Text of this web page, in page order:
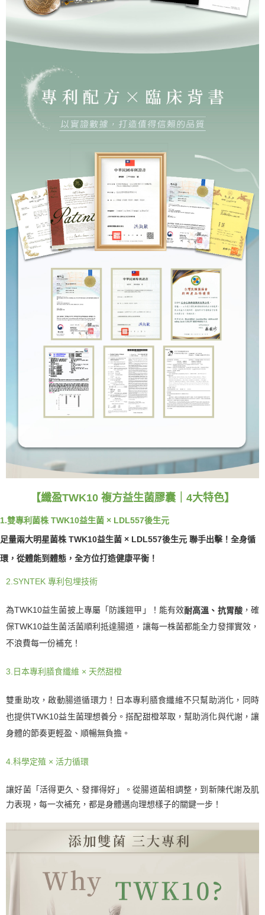
【纖盈TWK10 複方益生菌膠囊｜4大特色】
1.雙專利菌株 TWK10益生菌 × LDL557後生元
足量兩大明星菌株 TWK10益生菌 × LDL557後生元 聯手出擊！ 全身循
環，從體能到體態，全方位打造健康平衡！
2.SYNTEK 專利包埋技術
為TWK10益生菌披上專屬「防護鎧甲」！能有效耐高溫、抗胃酸，確
保TWK10益生菌活菌順利抵達腸道，讓每一株菌都能全力發揮實效，
不浪費每一份補充！
3.日本專利膳食纖維 × 天然甜橙
雙重助攻，啟動腸道循環力！日本專利膳食纖維不只幫助消化，同時
也提供TWK10益生菌理想養分。搭配甜橙萃取，幫助消化與代謝，讓
身體的節奏更輕盈、順暢無負擔。
4.科學定殖 × 活力循環
讓好菌「活得更久、發揮得好」。從腸道菌相調整，到新陳代謝及肌
力表現，每一次補充，都是身體邁向理想樣子的關鍵一步！